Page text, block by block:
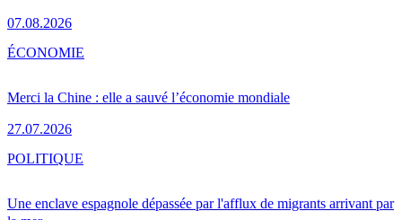
07.08.2026
Merci la Chine : elle a sauvé l’économie mondiale
27.07.2026
ÉCONOMIE
Une enclave espagnole dépassée par l'afflux de migrants arrivant par
POLITIQUE